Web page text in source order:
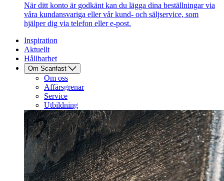
När ditt konto är godkänt kan du lägga dina beställningar via
våra kundansvariga eller vår kund- och säljservice, som
hjälper dig via telefon eller e-post.
Inspiration
Aktuellt
Hållbarhet
Om Scanfast
Om oss
Affärsgrenar
Service
Utbildning